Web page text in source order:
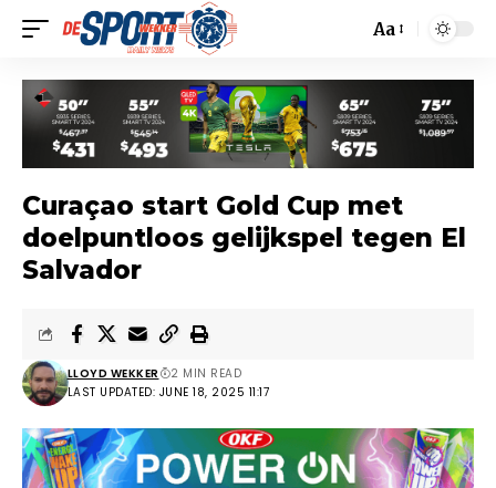
Aa
Curaçao start Gold Cup met
doelpuntloos gelijkspel tegen El
Salvador
LAST UPDATED: JUNE 18, 2025 11:17
LLOYD WEKKER 2 MIN READ